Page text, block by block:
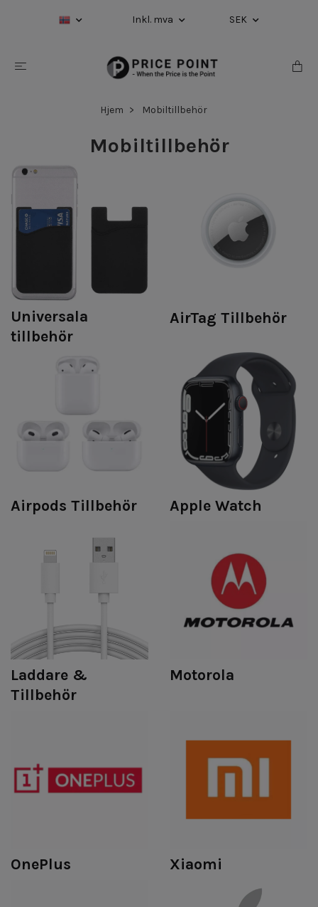
Inkl. mva SEK
Hjem Mobiltillbehör
Mobiltillbehör
Universala
tillbehör
AirTag Tillbehör
Airpods Tillbehör Apple Watch
Laddare &
Tillbehör
Motorola
OnePlus Xiaomi